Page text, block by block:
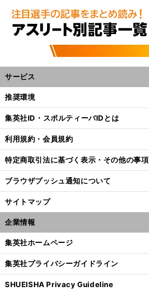
サービス
推奨環境
集英社ID・スポルティーバIDとは
利用規約・会員規約
特定商取引法に基づく表示・その他の事項
ブラウザプッシュ通知について
サイトマップ
企業情報
集英社ホームページ
集英社プライバシーガイドライン
SHUEISHA Privacy Guideline